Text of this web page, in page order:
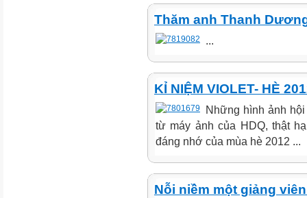
Thăm anh Thanh
...
KỈ NIỆM VIOLET- HÈ
Những hình ảnh
từ máy ảnh của HDQ, thật
đáng nhớ của mùa hè 2012 ...
Nỗi niềm một giảng